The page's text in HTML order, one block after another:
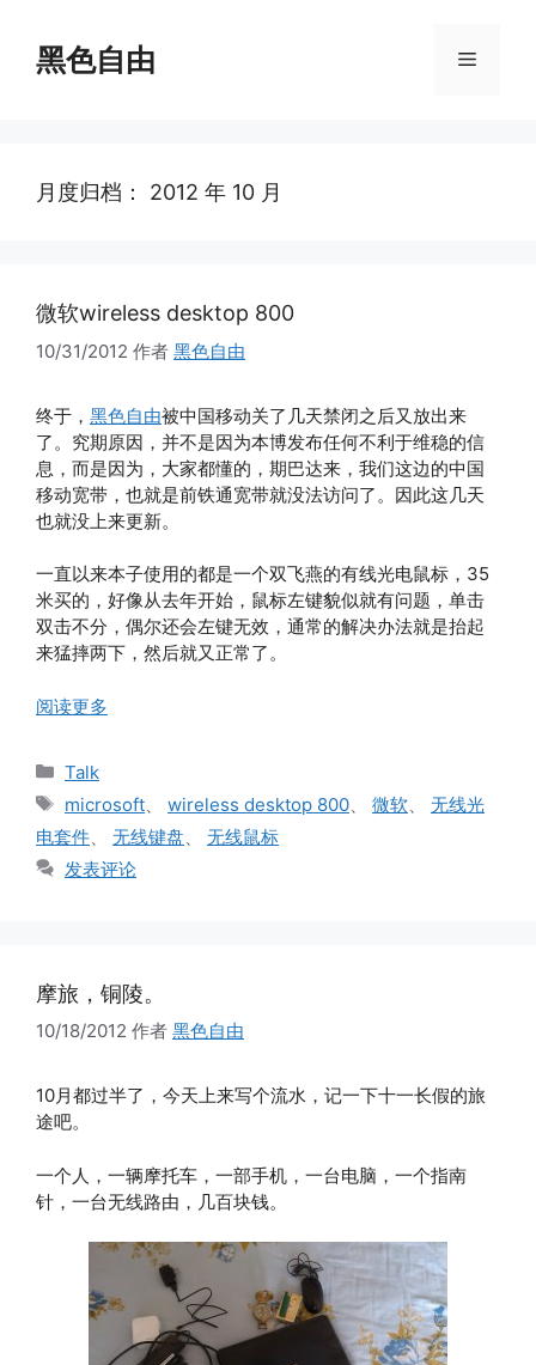
黑色自由 菜
月度归档： 2012 年 10 月
微软wireless desktop 800
10/31/2012 作者 黑色自由
终于， 黑色自由被中国移动关了几天禁闭之后又放出来
了。究期原因，并不是因为本博发布任何不利于维稳的信
息，而是因为，大家都懂的，期巴达来，我们这边的中国
移动宽带，也就是前铁通宽带就没法访问了。因此这几天
也就没上来更新。
一直以来本子使用的都是一个双飞燕的有线光电鼠标，35
米买的，好像从去年开始，鼠标左键貌似就有问题，单击
双击不分，偶尔还会左键无效，通常的解决办法就是抬起
来猛摔两下，然后就又正常了。
阅读更多
分
Talk
标
签
microsoft wireless desktop 800 微软
无线光
电套件
无线键盘
无线鼠标
发表评论
摩旅，铜陵。
10/18/2012 作者 黑色自由
10月都过半了，今天上来写个流水，记一下十一长假的旅
途吧。
一个人，一辆摩托车，一部手机，一台电脑，一个指南
针，一台无线路由，几百块钱。